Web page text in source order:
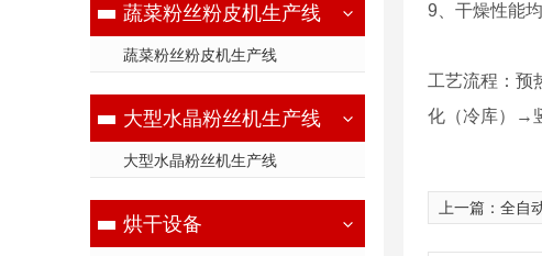
蔬菜粉丝粉皮机生产线
蔬菜粉丝粉皮机生产线
大型水晶粉丝机生产线
大型水晶粉丝机生产线
烘干设备
9、干燥性能
工艺流程：
化（冷库）→
上一篇： 全自